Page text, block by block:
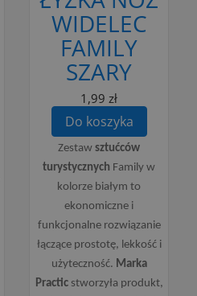
WIDELEC
FAMILY
SZARY
1,99 zł
Do koszyka
Zestaw sztućców
turystycznych Family w
kolorze białym to
ekonomiczne i
funkcjonalne rozwiązanie
łączące prostotę, lekkość i
użyteczność. Marka
Practicstworzyła produkt,